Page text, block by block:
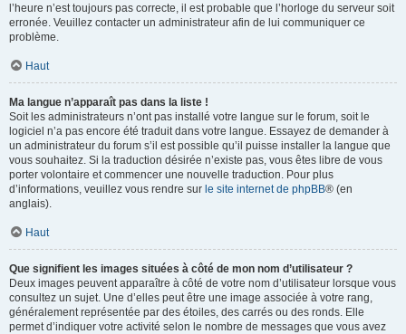
l’heure n’est toujours pas correcte, il est probable que l’horloge du serveur soit
erronée. Veuillez contacter un administrateur afin de lui communiquer ce
problème.
Haut
Ma langue n’apparaît pas dans la liste !
Soit les administrateurs n’ont pas installé votre langue sur le forum, soit le
logiciel n’a pas encore été traduit dans votre langue. Essayez de demander à
un administrateur du forum s’il est possible qu’il puisse installer la langue que
vous souhaitez. Si la traduction désirée n’existe pas, vous êtes libre de vous
porter volontaire et commencer une nouvelle traduction. Pour plus
d’informations, veuillez vous rendre sur le site internet de phpBB® (en
anglais).
Haut
Que signifient les images situées à côté de mon nom d’utilisateur ?
Deux images peuvent apparaître à côté de votre nom d’utilisateur lorsque vous
consultez un sujet. Une d’elles peut être une image associée à votre rang,
généralement représentée par des étoiles, des carrés ou des ronds. Elle
permet d’indiquer votre activité selon le nombre de messages que vous avez